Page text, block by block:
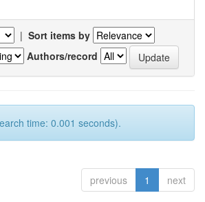
| Sort items by
Authors/record
time: 0.001 seconds).
previous 1 next